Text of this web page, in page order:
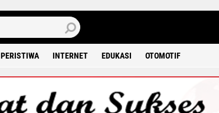
PERISTIWA INTERNET EDUKASI OTOMOTIF